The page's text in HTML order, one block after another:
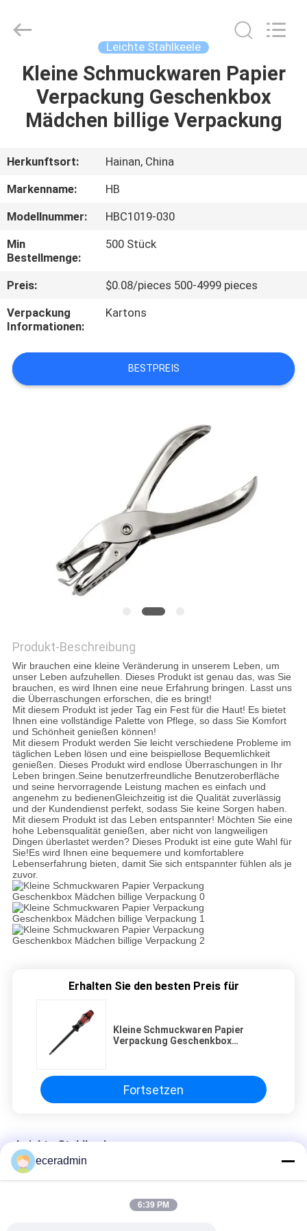
ZU
HAUSE
ÜBER
UNS
WERKSBESICHTIGUNG
QUALITÄTSKONTROLLE
MIT
UNS
RECHTSSACHEN
ANGEBOT
DATENSCHUTZRICHTLINIE
Rights
Leichte Stahlkeele
Kleine Schmuckwaren Papier
Verpackung Geschenkbox
Mädchen billige Verpackung
Herkunftsort:
Hainan, China
Markenname:
HB
Modellnummer:
HBC1019-030
Min
Bestellmenge:
500 Stück
Preis:
$0.08/pieces 500-4999 pieces
Verpackung
Informationen:
Kartons
BESTPREIS
Produkt-Beschreibung
Wir brauchen eine kleine Veränderung in unserem Leben, um
unser Leben aufzuhellen. Dieses Produkt ist genau das, was Sie
brauchen, es wird Ihnen eine neue Erfahrung bringen. Lasst uns
die Überraschungen erforschen, die es bringt!
Mit diesem Produkt ist jeder Tag ein Fest für die Haut! Es bietet
Ihnen eine vollständige Palette von Pflege, so dass Sie Komfort
und Schönheit genießen können!
Mit diesem Produkt werden Sie leicht verschiedene Probleme im
täglichen Leben lösen und eine beispiellose Bequemlichkeit
genießen. Dieses Produkt wird endlose Überraschungen in Ihr
Leben bringen.Seine benutzerfreundliche Benutzeroberfläche
und seine hervorragende Leistung machen es einfach und
angenehm zu bedienenGleichzeitig ist die Qualität zuverlässig
und der Kundendienst perfekt, sodass Sie keine Sorgen haben.
Mit diesem Produkt ist das Leben entspannter! Möchten Sie eine
hohe Lebensqualität genießen, aber nicht von langweiligen
Dingen überlastet werden? Dieses Produkt ist eine gute Wahl für
Sie!Es wird Ihnen eine bequemere und komfortablere
Lebenserfahrung bieten, damit Sie sich entspannter fühlen als je
zuvor.
Erhalten Sie den besten Preis für
Kleine Schmuckwaren Papier
Verpackung Geschenkbox
Fortsetzen
Leichte Stahlkeele
Kleine Schmuckwaren Papier Verpackung Geschenkbox
Kleine Schmuckwaren Papier Verpackung Geschenkbox
eceradmin
6:39 PM